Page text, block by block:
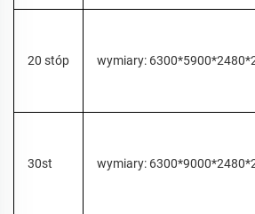
20 stóp wymiary:
30st wymiary: